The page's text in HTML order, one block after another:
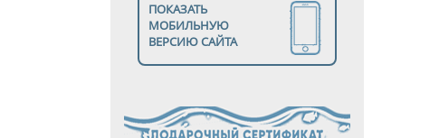
ПОКАЗАТЬ
МОБИЛЬНУЮ
ВЕРСИЮ САЙТА